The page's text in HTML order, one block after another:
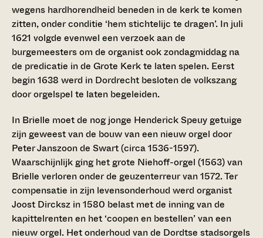
wegens hardhorendheid beneden in de kerk te komen
zitten, onder conditie ‘hem stichtelijc te dragen’. In juli
1621 volgde evenwel een verzoek aan de
burgemeesters om de organist ook zondagmiddag na
de predicatie in de Grote Kerk te laten spelen. Eerst
begin 1638 werd in Dordrecht besloten de volkszang
door orgelspel te laten begeleiden.
In Brielle moet de nog jonge Henderick Speuy getuige
zijn geweest van de bouw van een nieuw orgel door
Peter Janszoon de Swart (circa 1536-1597).
Waarschijnlijk ging het grote Niehoff-orgel (1563) van
Brielle verloren onder de geuzenterreur van 1572. Ter
compensatie in zijn levensonderhoud werd organist
Joost Dircksz in 1580 belast met de inning van de
kapittelrenten en het ‘coopen en bestellen’ van een
nieuw orgel. Het onderhoud van de Dordtse stadsorgels